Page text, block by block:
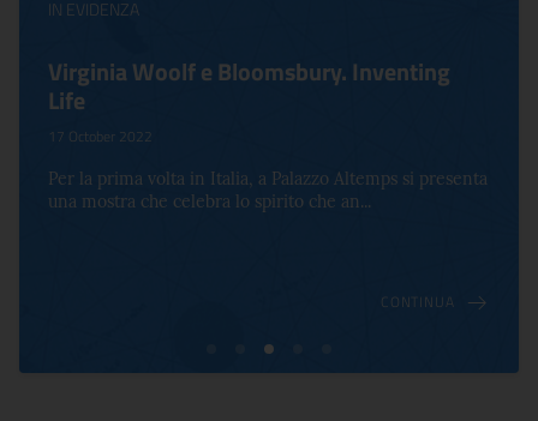
IN EVIDENZA
Virginia Woolf e Bloomsbury. Inventing
Life
17 October 2022
Per la prima volta in Italia, a Palazzo Altemps si presenta
una mostra che celebra lo spirito che an...
CONTINUA